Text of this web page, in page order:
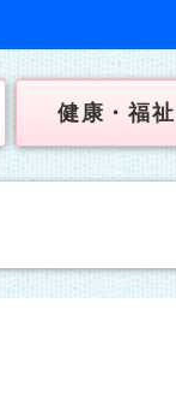
健康・福祉